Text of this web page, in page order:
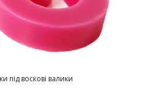
під воскові валики